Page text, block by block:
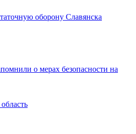
оборону Славянска
о мерах безопасности на